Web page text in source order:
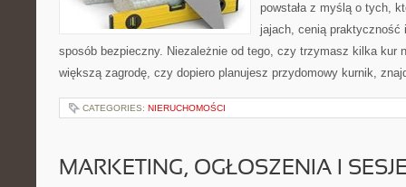
powstała z myślą o tych,
jajach, cenią praktyczność
sposób bezpieczny. Niezależnie od tego, czy trzymasz kilka kur
większą zagrodę, czy dopiero planujesz przydomowy kurnik,
CATEGORIES: NIERUCHOMOŚCI
MARKETING, OGŁOSZENIA I